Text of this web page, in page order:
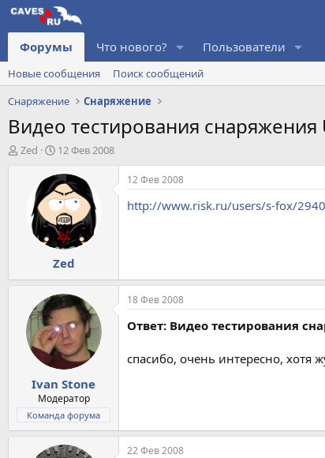
Форумы Что нового? Пользователи
Новые сообщения
Поиск сообщений
Снаряжение
Снаряжение
Видео тестирования снаряжения
А
Zed
Д
т
а
н
а
ч
а
л
а
12 Фев 2008
Zed
12 Фев 2008
http://www.risk.ru/users/s-fox/
Ivan Stone
Модератор
Команда форума
18 Фев 2008
Ответ: Видео тестирования
спасибо, очень интересно, хотя
22 Фев 2008